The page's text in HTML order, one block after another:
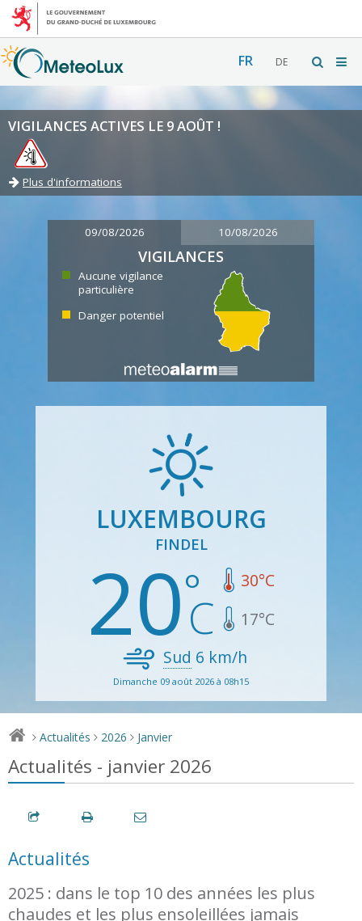
FR DE
VIGILANCES ACTIVES LE 9 AOÛT !
Plus d'informations
09/08/2026 10/08/2026
VIGILANCES
Aucune vigilance
particulière
Danger potentiel
LUXEMBOURG
FINDEL
20 30°C
17°C
Sud 6 km/h
Dimanche 09 août 2026 à 08h15
> Actualités > 2026 > Janvier
Actualités - janvier 2026
Actualités
2025 : dans le top 10 des années les plus
chaudes et les plus ensoleillées jamais